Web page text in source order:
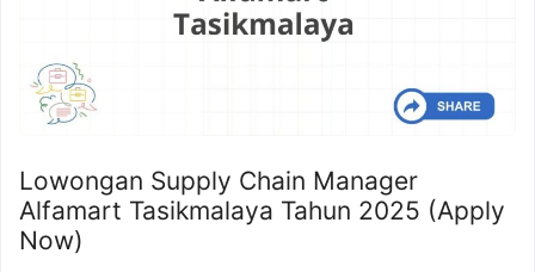
Lowongan Supply Chain Manager
Alfamart Tasikmalaya Tahun 2025 (Apply
Now)